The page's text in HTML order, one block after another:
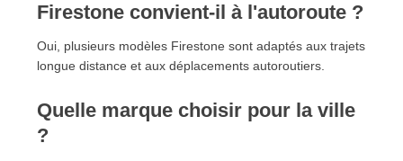
Firestone convient-il à l'autoroute ?
Oui, plusieurs modèles Firestone sont adaptés aux trajets
longue distance et aux déplacements autoroutiers.
Quelle marque choisir pour la ville
?